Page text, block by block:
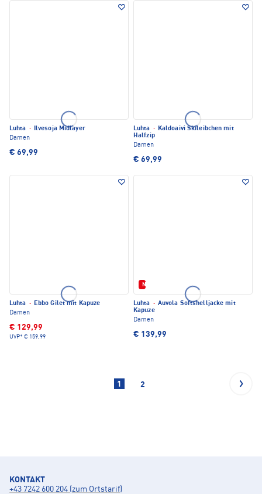
Luhta · Ilvesoja Midlayer
Damen
€ 69,99
Luhta · Kaldoaivi Skileibchen mit
Halfzip
Damen
€ 69,99
Luhta · Ebbo Gilet mit Kapuze
Damen
€ 129,99
UVP* € 159,99
Neu
Luhta · Auvola Softshelljacke mit
Kapuze
Damen
€ 139,99
1 2
KONTAKT
+43 7242 600 204 (zum Ortstarif)